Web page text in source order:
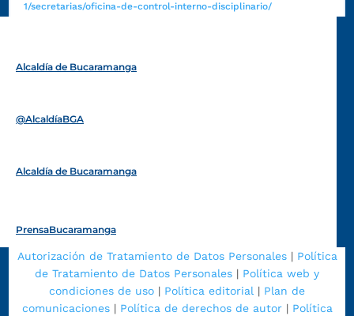
1/secretarias/oficina-de-control-interno-disciplinario/
Alcaldía de Bucaramanga
@AlcaldíaBGA
Alcaldía de Bucaramanga
PrensaBucaramanga
Autorización de Tratamiento de Datos Personales| Política
de Tratamiento de Datos Personales | Política web y
condiciones de uso | Política editorial | Plan de
comunicaciones| Política de derechos de autor| Política